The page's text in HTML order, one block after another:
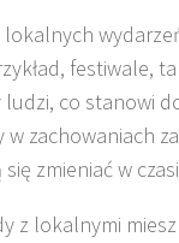
festiwale,
co stanowi
zachowaniach
zmieniać w
z lokalnymi